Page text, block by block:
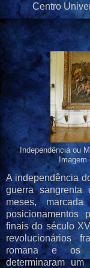
Centro
Independência ou
A independência
guerra sangrenta
meses,
posicionamentos
finais do século
revolucionários
romana e os
determinaram